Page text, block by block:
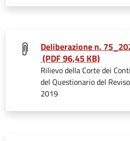
Deliberazione n.
(PDF 96,45 KB)
Rilievo della Corte dei
del Questionario del
2019